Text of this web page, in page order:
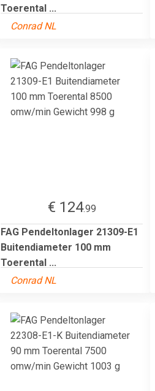
Toerental ...
Conrad NL
€ 124.99
FAG Pendeltonlager 21309-E1
Buitendiameter 100 mm
Toerental ...
Conrad NL